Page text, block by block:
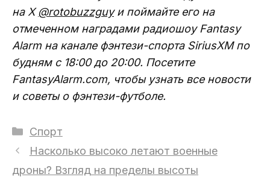
на X@rotobuzzguyи поймайте его на
отмеченном наградами радиошоу Fantasy
Alarm на канале фэнтези-спорта SiriusXM по
будням с 18:00 до 20:00. Посетите
FantasyAlarm.com, чтобы узнать все новости
и советы о фэнтези-футболе.
Рубрики
Спорт
Насколько высоко летают военные
дроны? Взгляд на пределы высоты